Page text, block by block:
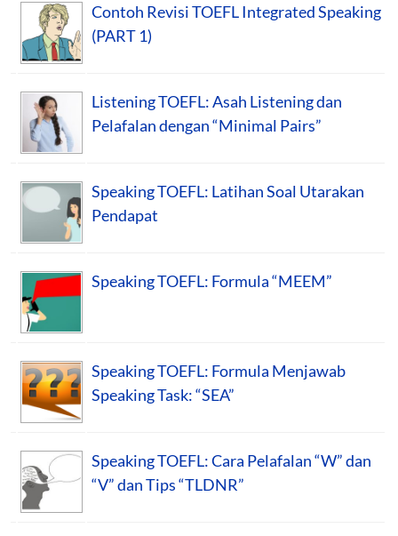
Contoh Revisi TOEFL Integrated Speaking
(PART 1)
Listening TOEFL: Asah Listening dan
Pelafalan dengan “Minimal Pairs”
Speaking TOEFL: Latihan Soal Utarakan
Pendapat
Speaking TOEFL: Formula “MEEM”
Speaking TOEFL: Formula Menjawab
Speaking Task: “SEA”
Speaking TOEFL: Cara Pelafalan “W” dan
“V” dan Tips “TLDNR”